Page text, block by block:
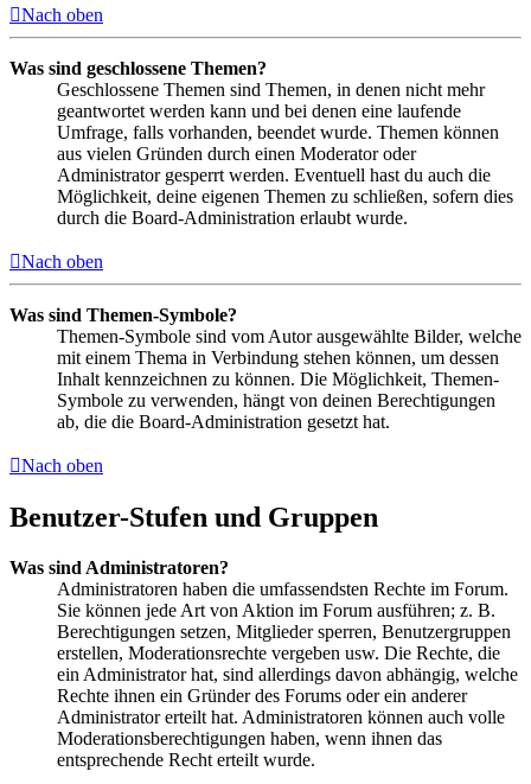
Nach oben
Was sind geschlossene Themen?
Geschlossene Themen sind Themen, in denen nicht mehr
geantwortet werden kann und bei denen eine laufende
Umfrage, falls vorhanden, beendet wurde. Themen können
aus vielen Gründen durch einen Moderator oder
Administrator gesperrt werden. Eventuell hast du auch die
Möglichkeit, deine eigenen Themen zu schließen, sofern dies
durch die Board-Administration erlaubt wurde.
Nach oben
Was sind Themen-Symbole?
Themen-Symbole sind vom Autor ausgewählte Bilder, welche
mit einem Thema in Verbindung stehen können, um dessen
Inhalt kennzeichnen zu können. Die Möglichkeit, Themen-
Symbole zu verwenden, hängt von deinen Berechtigungen
ab, die die Board-Administration gesetzt hat.
Nach oben
Benutzer-Stufen und Gruppen
Was sind Administratoren?
Administratoren haben die umfassendsten Rechte im Forum.
Sie können jede Art von Aktion im Forum ausführen; z. B.
Berechtigungen setzen, Mitglieder sperren, Benutzergruppen
erstellen, Moderationsrechte vergeben usw. Die Rechte, die
ein Administrator hat, sind allerdings davon abhängig, welche
Rechte ihnen ein Gründer des Forums oder ein anderer
Administrator erteilt hat. Administratoren können auch volle
Moderationsberechtigungen haben, wenn ihnen das
entsprechende Recht erteilt wurde.